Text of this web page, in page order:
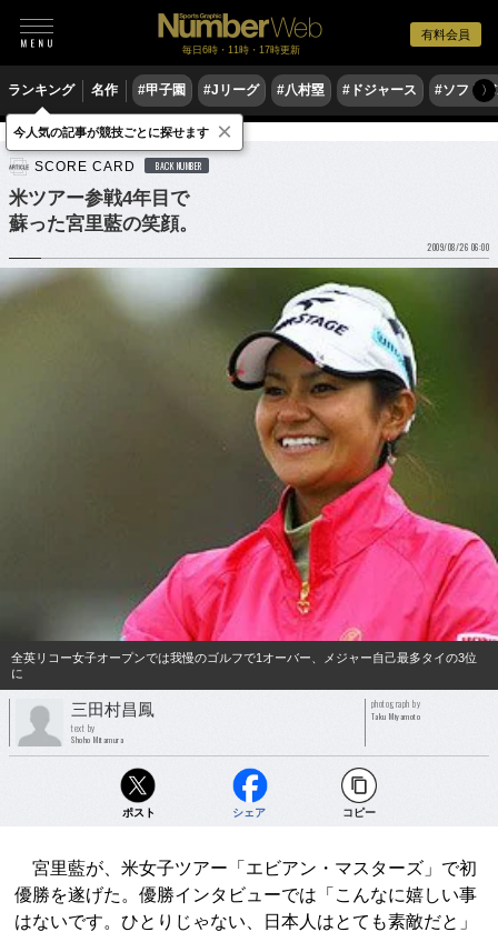
有料会員
毎日6時・11時・17時更新
ランキング 名作 #甲子園 #Jリーグ #八村塁 #ドジャース #ソフト〉
ゴルフ 女子ゴルフ
SCORE CARD BACK NUMBER
米ツアー参戦4年目で
蘇った宮里藍の笑顔。
2009/08/26 06:00
全英リコー女子オープンでは我慢のゴルフで1オーバー、メジャー自己最多タイの3位
に
三田村昌鳳
text by
Shoho Mitamura
photograph by
Taku Miyamoto
ポスト シェア コピー
宮里藍が、米女子ツアー「エビアン・マスターズ」で初
優勝を遂げた。優勝インタビューでは「こんなに嬉しい事
はないです。ひとりじゃない、日本人はとても素敵だと」
今人気の記事が競技ごとに探せます ×